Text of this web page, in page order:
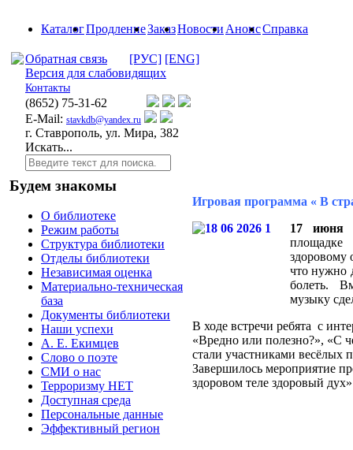
КаталогПродлениеЗаказНовости АнонсСправка
Обратная связь [РУС] [ENG]
Версия для слабовидящих
Контакты
(8652) 75-31-62
E-Mail: stavkdb@yandex.ru
г. Ставрополь, ул. Мира, 382
Искать...
Будем знакомы
О библиотеке
Режим работы
Структура библиотеки
Отделы библиотеки
Независимая оценка
Материально-техническая
база
Документы библиотеки
Наши успехи
А. Е. Екимцев
Слово о поэте
СМИ о нас
Терроризму НЕТ
Доступная среда
Персональные данные
Эффективный регион
Игровая программа « В
17 июня
здоровому
что нужно
болеть.
музыку
В ходе встречи ребята c
«Вредно или полезно?», «С
стали участниками весёлых
Завершилось мероприятие
здоровом теле здоровый